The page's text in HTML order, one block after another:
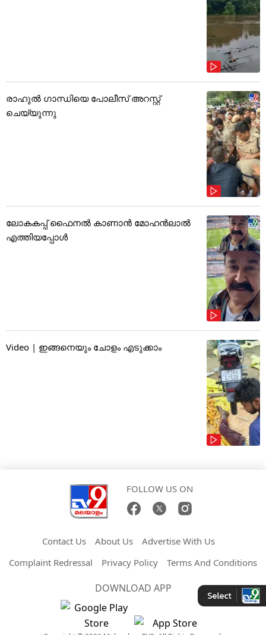
രാഹുൽ ഗാന്ധിയെ പോലീസ് അറസ്റ്റ്
ചെയ്യുന്നു
ലോകകപ്പ് ഫൈനൽ കാണാൻ മോഹൻലാൽ
എത്തിയപ്പോൾ
Video | ഇങ്ങനെയും ചോളം എടുക്കാം
FOLLOW US ON
Contact Us About Us
Advertise With Us
Complaint Redressal
Privacy Policy Terms And Conditions
DOWNLOAD APP